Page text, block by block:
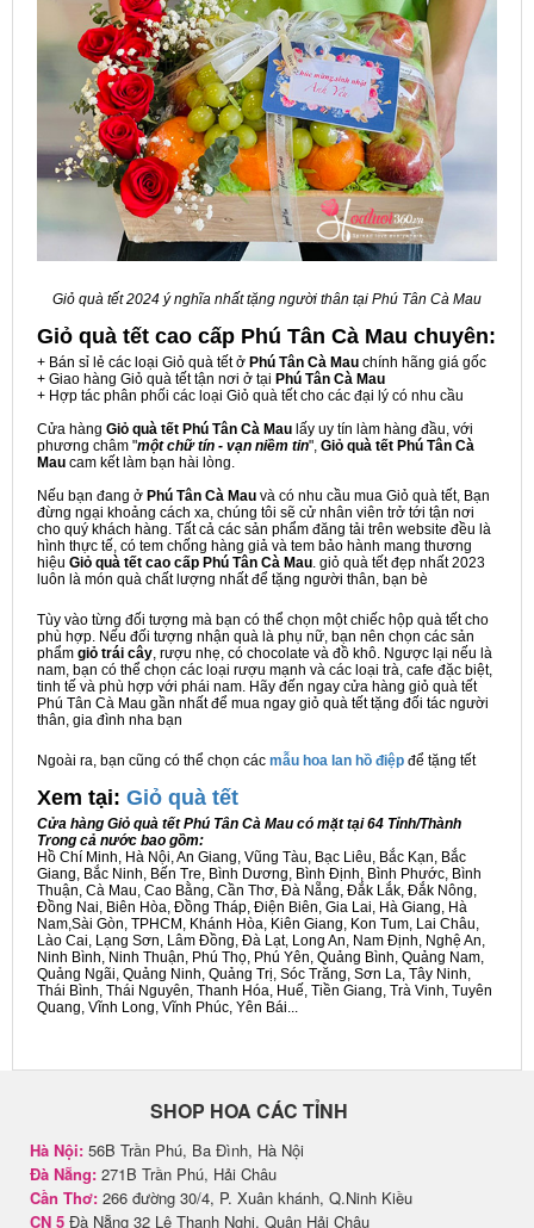
Giỏ quà tết 2024 ý nghĩa nhất tặng người thân tại Phú Tân Cà Mau
Giỏ quà tết cao cấp Phú Tân Cà Mau chuyên:
+ Bán sỉ lẻ các loại Giỏ quà tết ở Phú Tân Cà Mau chính hãng giá gốc
+ Giao hàng Giỏ quà tết tận nơi ở tại Phú Tân Cà Mau
+ Hợp tác phân phối các loại Giỏ quà tết cho các đại lý có nhu cầu
Cửa hàng Giỏ quà tết Phú Tân Cà Mau lấy uy tín làm hàng đầu, với
phương châm "một chữ tín - vạn niềm tin", Giỏ quà tết Phú Tân Cà
Mau cam kết làm bạn hài lòng.
Nếu bạn đang ở Phú Tân Cà Mau và có nhu cầu mua Giỏ quà tết, Bạn
đừng ngại khoảng cách xa, chúng tôi sẽ cử nhân viên trở tới tận nơi
cho quý khách hàng. Tất cả các sản phẩm đăng tải trên website đều là
hình thực tế, có tem chống hàng giả và tem bảo hành mang thương
hiệu Giỏ quà tết cao cấp Phú Tân Cà Mau. giỏ quà tết đẹp nhất 2023
luôn là món quà chất lượng nhất để tặng người thân, bạn bè
Tùy vào từng đối tượng mà bạn có thể chọn một chiếc hộp quà tết cho
phù hợp. Nếu đối tượng nhận quà là phụ nữ, bạn nên chọn các sản
phẩm giỏ trái cây, rượu nhẹ, có chocolate và đồ khô. Ngược lại nếu là
nam, bạn có thể chọn các loại rượu mạnh và các loại trà, cafe đặc biệt,
tinh tế và phù hợp với phái nam. Hãy đến ngay cửa hàng giỏ quà tết
Phú Tân Cà Mau gần nhất để mua ngay giỏ quà tết tặng đối tác người
thân, gia đình nha bạn
Ngoài ra, bạn cũng có thể chọn các mẫu hoa lan hồ điệp để tặng tết
Xem tại: Giỏ quà tết
Cửa hàng Giỏ quà tết Phú Tân Cà Mau có mặt tại 64 Tỉnh/Thành
Trong cả nước bao gồm:
Hồ Chí Minh, Hà Nội, An Giang, Vũng Tàu, Bạc Liêu, Bắc Kạn, Bắc
Giang, Bắc Ninh, Bến Tre, Bình Dương, Bình Định, Bình Phước, Bình
Thuận, Cà Mau, Cao Bằng, Cần Thơ, Đà Nẵng, Đắk Lắk, Đắk Nông,
Đồng Nai, Biên Hòa, Đồng Tháp, Điện Biên, Gia Lai, Hà Giang, Hà
Nam,Sài Gòn, TPHCM, Khánh Hòa, Kiên Giang, Kon Tum, Lai Châu,
Lào Cai, Lạng Sơn, Lâm Đồng, Đà Lạt, Long An, Nam Định, Nghệ An,
Ninh Bình, Ninh Thuận, Phú Thọ, Phú Yên, Quảng Bình, Quảng Nam,
Quảng Ngãi, Quảng Ninh, Quảng Trị, Sóc Trăng, Sơn La, Tây Ninh,
Thái Bình, Thái Nguyên, Thanh Hóa, Huế, Tiền Giang, Trà Vinh, Tuyên
Quang, Vĩnh Long, Vĩnh Phúc, Yên Bái...
SHOP HOA CÁC TỈNH
Hà Nội: 56B Trần Phú, Ba Đình, Hà Nội
Đà Nẵng: 271B Trần Phú, Hải Châu
Cần Thơ: 266 đường 30/4, P. Xuân khánh, Q.Ninh Kiều
CN 5 Đà Nẵng 32 Lê Thanh Nghị, Quận Hải Châu